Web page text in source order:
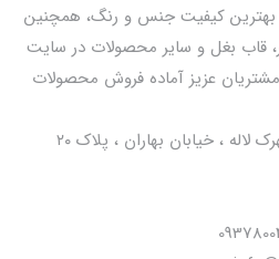
بهترین کیفیت جنس و رنگ، همچنین
قاب بغل و سایر محصولات در سایت
عزیز آماده فروش محصولات
آدرس: تهران ، شاهد شهر ، شهرک لاله ، خیابان بهاران ، پلاک ۲۰